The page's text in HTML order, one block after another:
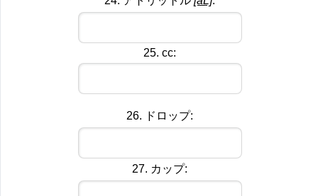
25. cc:
26. ドロップ:
27. カップ: